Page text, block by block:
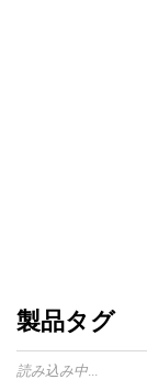
製品タグ
読み込み中...